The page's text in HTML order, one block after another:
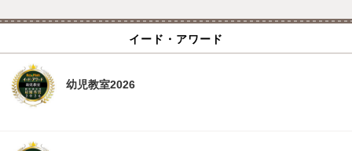
イード・アワード
幼児教室2026